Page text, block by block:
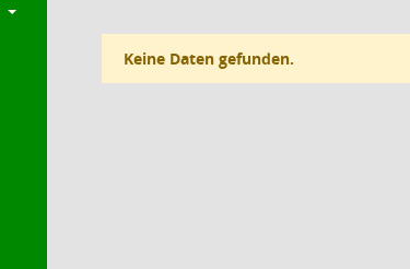
Keine Daten gefunden.